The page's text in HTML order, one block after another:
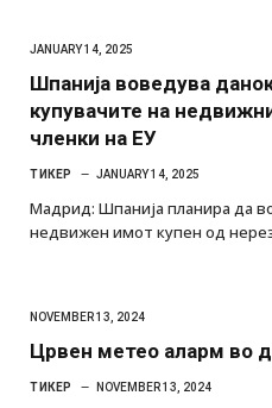
JANUARY 14, 2025
Шпанија воведува
купувачите на
членки на ЕУ
ТИКЕР JANUARY 14, 2025
Мадрид: Шпанија планира да
недвижен имот купен од
NOVEMBER 13, 2024
Црвен метео аларм во
ТИКЕР NOVEMBER 13, 2024